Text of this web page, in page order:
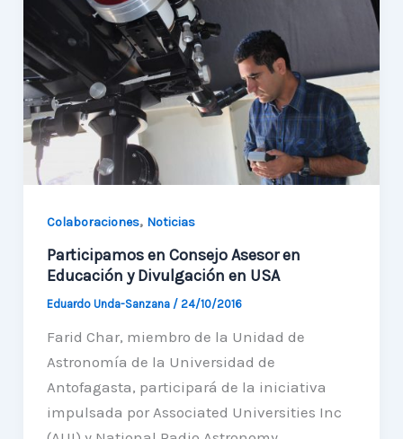
San
Pedro
de
Atacama
Colaboraciones, Noticias
Participamos en Consejo Asesor en
Educación y Divulgación en USA
Eduardo Unda-Sanzana / 24/10/2016
Farid Char, miembro de la Unidad de
Astronomía de la Universidad de
Antofagasta, participará de la iniciativa
impulsada por Associated Universities Inc